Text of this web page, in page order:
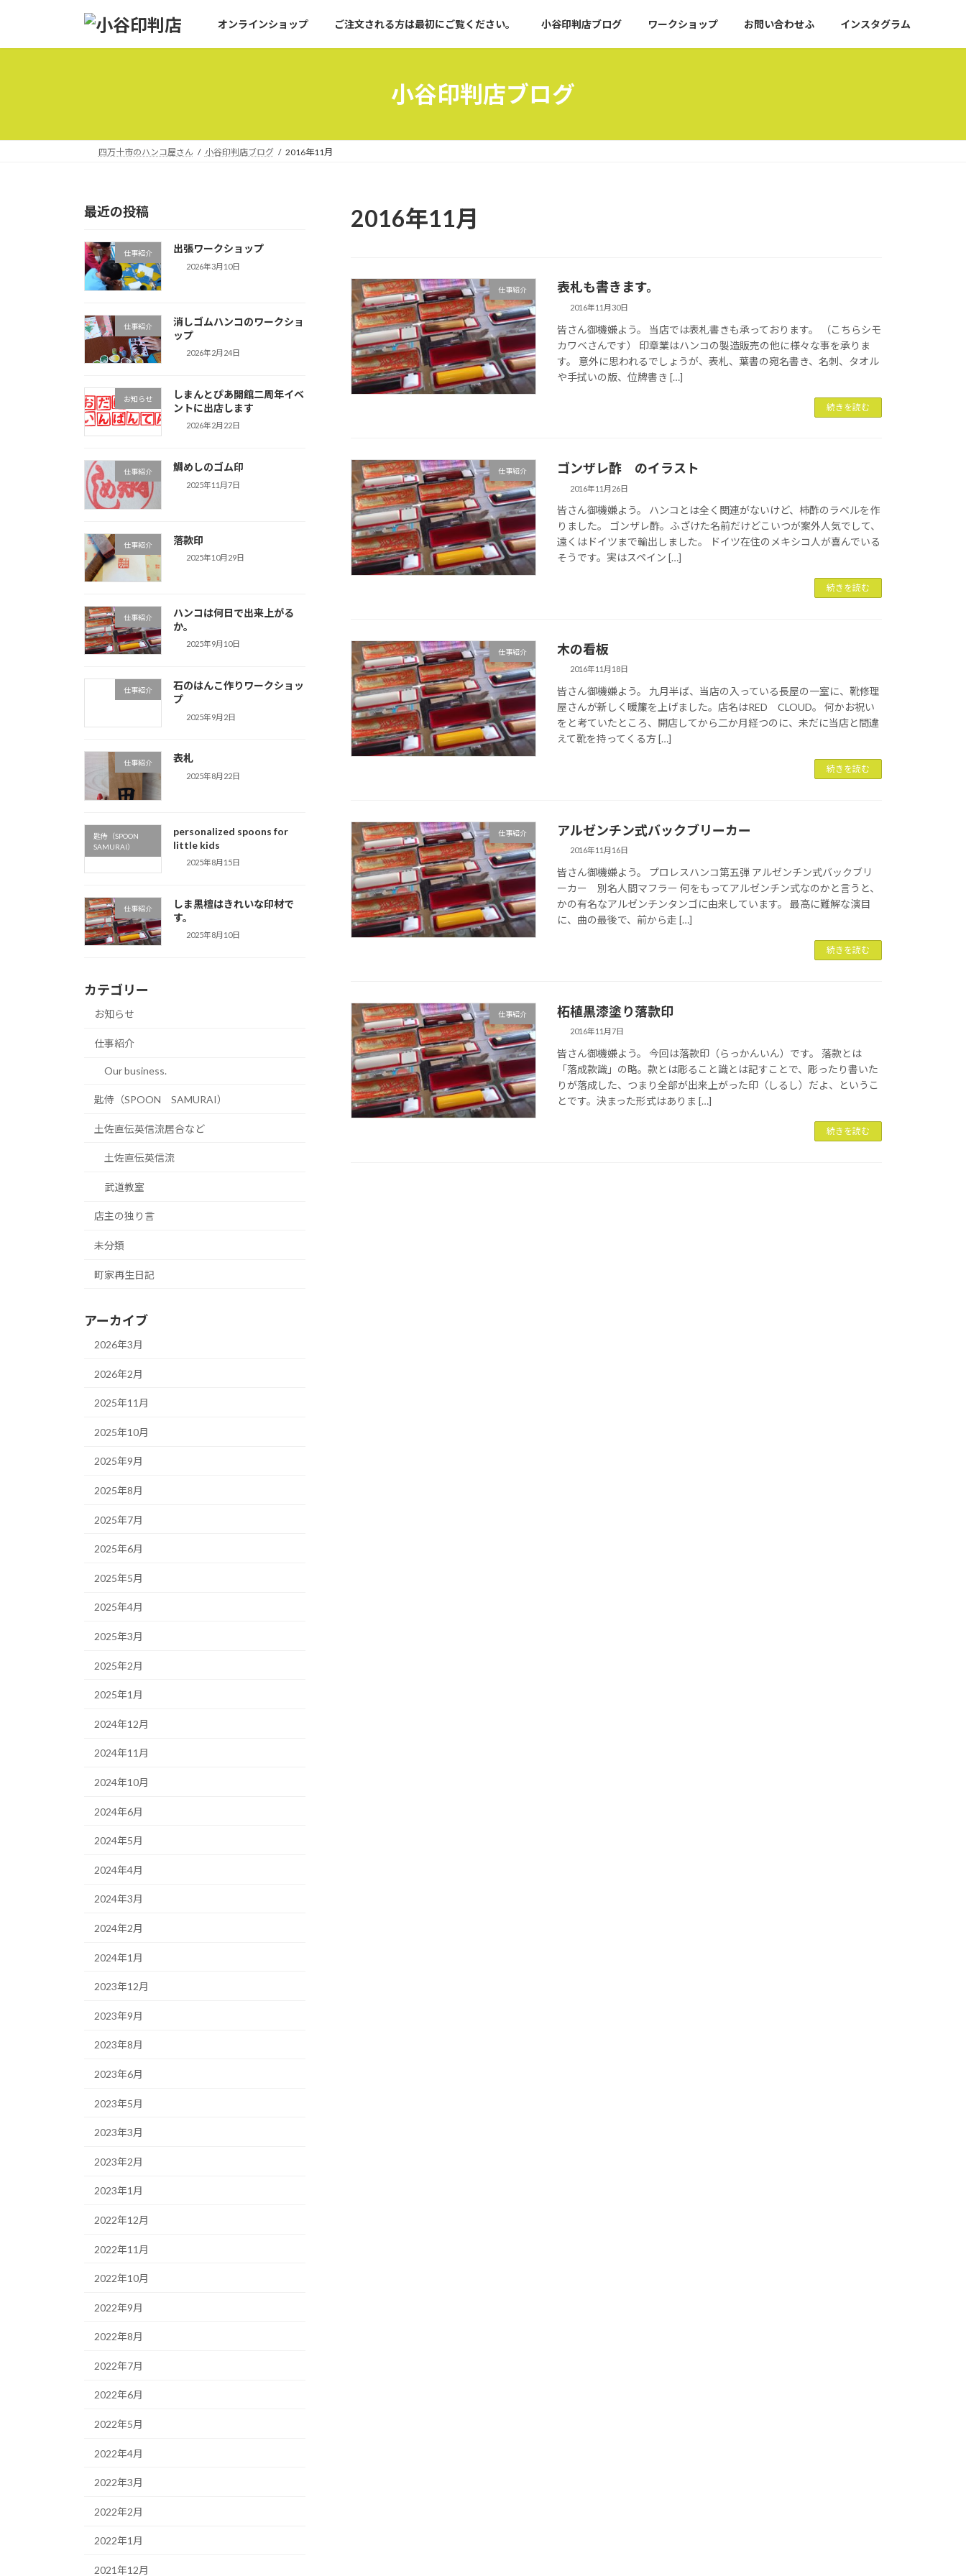
オンラインショップ ご注文される方は最初にご覧ください。 小谷印判店ブログ ワークショップ お問い合わせふ インスタグラム
小谷印判店ブログ
四万十市のハンコ屋さん 小谷印判店ブログ 2016年11月
2016年11月
仕事紹介 表札も書きます。
2016年11月30日
皆さん御機嫌よう。 当店では表札書きも承っております。 （こちらシモ
カワベさんです） 印章業はハンコの製造販売の他に様々な事を承りま
す。 意外に思われるでしょうが、表札、葉書の宛名書き、名刺、タオル
や手拭いの版、位牌書き […]
続きを読む
仕事紹介 ゴンザレ酢 のイラスト
2016年11月26日
皆さん御機嫌よう。 ハンコとは全く関連がないけど、柿酢のラベルを作
りました。 ゴンザレ酢。ふざけた名前だけどこいつが案外人気でして、
遠くはドイツまで輸出しました。 ドイツ在住のメキシコ人が喜んでいる
そうです。実はスペイン […]
続きを読む
仕事紹介 木の看板
2016年11月18日
皆さん御機嫌よう。 九月半ば、当店の入っている長屋の一室に、靴修理
屋さんが新しく暖簾を上げました。店名はRED CLOUD。 何かお祝い
をと考ていたところ、開店してから二か月経つのに、未だに当店と間違
えて靴を持ってくる方 […]
続きを読む
仕事紹介 アルゼンチン式バックブリーカー
2016年11月16日
皆さん御機嫌よう。 プロレスハンコ第五弾 アルゼンチン式バックブリ
ーカー 別名人間マフラー 何をもってアルゼンチン式なのかと言うと、
かの有名なアルゼンチンタンゴに由来しています。 最高に難解な演目
に、曲の最後で、前から走 […]
続きを読む
仕事紹介 柘植黒漆塗り落款印
2016年11月7日
皆さん御機嫌よう。 今回は落款印（らっかんいん）です。 落款とは
「落成款識」の略。款とは彫ること識とは記すことで、彫ったり書いた
りが落成した、つまり全部が出来上がった印（しるし）だよ、というこ
とです。決まった形式はありま […]
続きを読む
最近の投稿
仕事紹介 出張ワークショップ
2026年3月10日
仕事紹介
消しゴムハンコのワークショ
ップ
2026年2月24日
お知らせ
しまんとぴあ開館二周年イベ
ントに出店します
2026年2月22日
仕事紹介 鯛めしのゴム印
2025年11月7日
仕事紹介 落款印
2025年10月29日
仕事紹介
ハンコは何日で出来上がる
か。
2025年9月10日
仕事紹介
石のはんこ作りワークショッ
プ
2025年9月2日
仕事紹介 表札
2025年8月22日
匙侍（SPOON
SAMURAI）
personalized spoons for
little kids
2025年8月15日
仕事紹介
しま黒檀はきれいな印材で
す。
2025年8月10日
カテゴリー
お知らせ
仕事紹介
Our business.
匙侍（SPOON SAMURAI）
土佐直伝英信流居合など
土佐直伝英信流
武道教室
店主の独り言
未分類
町家再生日記
アーカイブ
2026年3月
2026年2月
2025年11月
2025年10月
2025年9月
2025年8月
2025年7月
2025年6月
2025年5月
2025年4月
2025年3月
2025年2月
2025年1月
2024年12月
2024年11月
2024年10月
2024年6月
2024年5月
2024年4月
2024年3月
2024年2月
2024年1月
2023年12月
2023年9月
2023年8月
2023年6月
2023年5月
2023年3月
2023年2月
2023年1月
2022年12月
2022年11月
2022年10月
2022年9月
2022年8月
2022年7月
2022年6月
2022年5月
2022年4月
2022年3月
2022年2月
2022年1月
2021年12月